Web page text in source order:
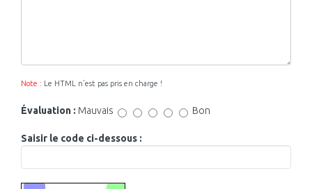
Note : Le HTML n’est pas pris en charge !
Évaluation : Mauvais Bon
Saisir le code ci-dessous :